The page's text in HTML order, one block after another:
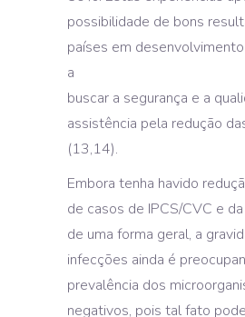
possibilidade de bons
países em
a
buscar a segurança e a
assistência pela redução
(13,14).
Embora tenha havido
de casos de IPCS/CVC e
de uma forma geral, a
infecções ainda é
prevalência dos
negativos, pois tal fato